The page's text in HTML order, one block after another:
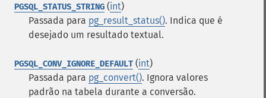
PGSQL_STATUS_STRING (int)
Passada para pg_result_status(). Indica que é
desejado um resultado textual.
PGSQL_CONV_IGNORE_DEFAULT (int)
Passada para pg_convert(). Ignora valores
padrão na tabela durante a conversão.